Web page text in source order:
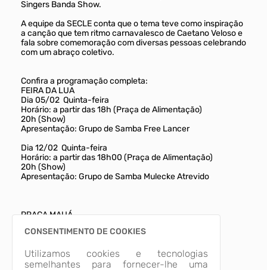
Singers Banda Show.
A equipe da SECLE conta que o tema teve como inspiração
a canção que tem ritmo carnavalesco de Caetano Veloso e
fala sobre comemoração com diversas pessoas celebrando
com um abraço coletivo.
Confira a programação completa:
FEIRA DA LUA
Dia 05/02  Quinta-feira
Horário: a partir das 18h (Praça de Alimentação)
20h (Show)
Apresentação: Grupo de Samba Free Lancer
Dia 12/02  Quinta-feira
Horário: a partir das 18h00 (Praça de Alimentação)
20h (Show)
Apresentação: Grupo de Samba Mulecke Atrevido
PRAÇA MAUÁ
Horário: 21h
Grupo de Samba Kasamba
CONSENTIMENTO DE COOKIES
Utilizamos cookies e tecnologias
semelhantes para fornecer-lhe uma